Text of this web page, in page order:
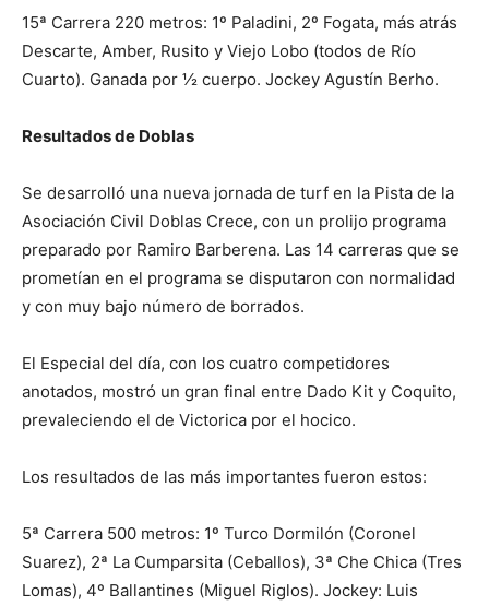
15ª Carrera 220 metros: 1º Paladini, 2º Fogata, más atrás
Descarte, Amber, Rusito y Viejo Lobo (todos de Río
Cuarto). Ganada por ½ cuerpo. Jockey Agustín Berho.
Resultados de Doblas
Se desarrolló una nueva jornada de turf en la Pista de la
Asociación Civil Doblas Crece, con un prolijo programa
preparado por Ramiro Barberena. Las 14 carreras que se
prometían en el programa se disputaron con normalidad
y con muy bajo número de borrados.
El Especial del día, con los cuatro competidores
anotados, mostró un gran final entre Dado Kit y Coquito,
prevaleciendo el de Victorica por el hocico.
Los resultados de las más importantes fueron estos:
5ª Carrera 500 metros: 1º Turco Dormilón (Coronel
Suarez), 2ª La Cumparsita (Ceballos), 3ª Che Chica (Tres
Lomas), 4º Ballantines (Miguel Riglos). Jockey: Luis